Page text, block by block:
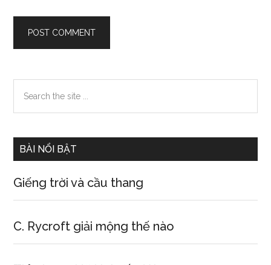
Primary
Sidebar
the
BÀI NỔI BẬT
Giếng trời và cầu thang
C. Rycroft giải mộng thế nào